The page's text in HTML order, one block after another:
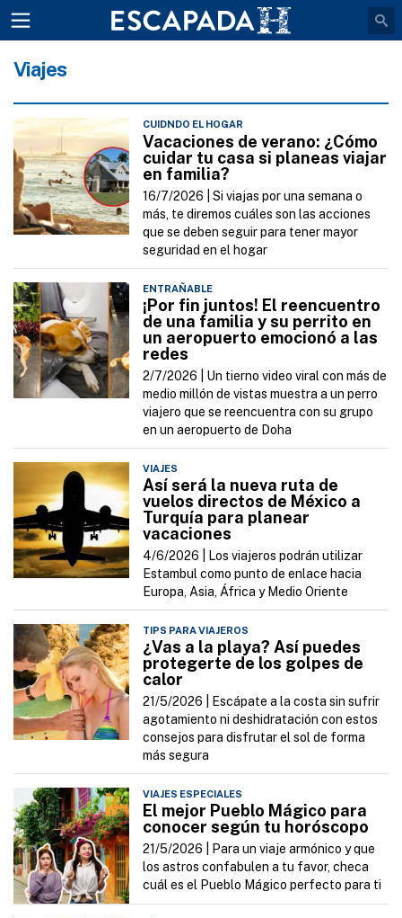
Viajes
CUIDNDO EL HOGAR
Vacaciones de verano: ¿Cómo
cuidar tu casa si planeas viajar
en familia?
16/7/2026 |Si viajas por una semana o
más, te diremos cuáles son las acciones
que se deben seguir para tener mayor
seguridad en el hogar
ENTRAÑABLE
¡Por fin juntos! El reencuentro
de una familia y su perrito en
un aeropuerto emocionó a las
redes
2/7/2026 | Un tierno video viral con más de
medio millón de vistas muestra a un perro
viajero que se reencuentra con su grupo
en un aeropuerto de Doha
VIAJES
Así será la nueva ruta de
vuelos directos de México a
Turquía para planear
vacaciones
4/6/2026 |
Los viajeros podrán utilizar
Estambul como punto de enlace hacia
Europa, Asia, África y Medio Oriente
TIPS PARA VIAJEROS
¿Vas a la playa? Así puedes
protegerte de los golpes de
calor
21/5/2026 |
Escápate a la costa sin sufrir
agotamiento ni deshidratación con estos
consejos para disfrutar el sol de forma
más segura
VIAJES ESPECIALES
El mejor Pueblo Mágico para
conocer según tu horóscopo
21/5/2026 |
Para un viaje armónico y que
los astros confabulen a tu favor, checa
cuál es el Pueblo Mágico perfecto para ti